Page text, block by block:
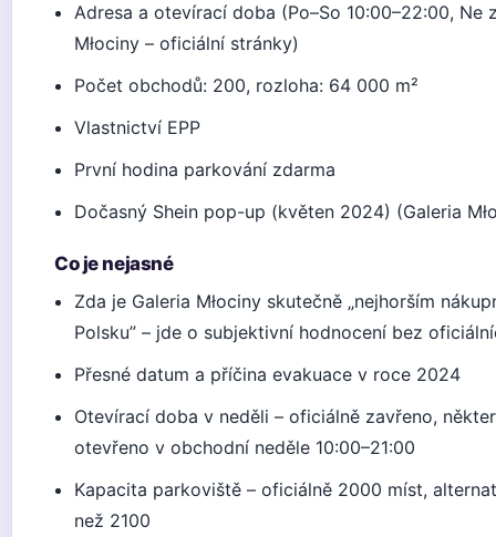
Adresa a otevírací doba (Po–So 10:00–22:00, Ne
Młociny – oficiální stránky)
Počet obchodů: 200, rozloha: 64 000 m²
Vlastnictví EPP
První hodina parkování zdarma
Dočasný Shein pop-up (květen 2024) (Galeria
Co je nejasné
Zda je Galeria Młociny skutečně „nejhorším
Polsku” – jde o subjektivní hodnocení bez
Přesné datum a příčina evakuace v roce 2024
Otevírací doba v neděli – oficiálně zavřeno,
otevřeno v obchodní neděle 10:00–21:00
Kapacita parkoviště – oficiálně 2000 míst,
než 2100